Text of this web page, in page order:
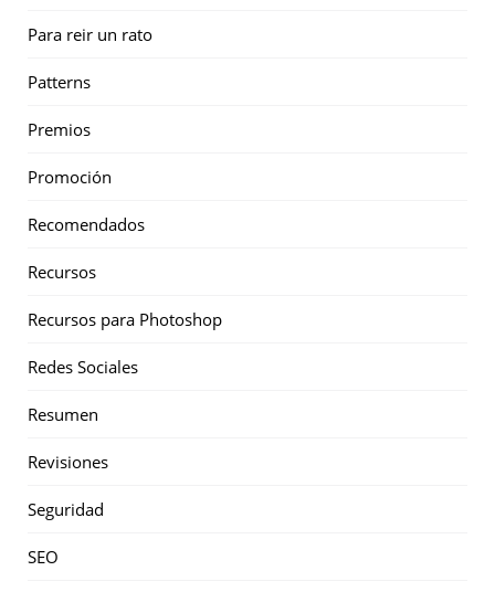
Para reir un rato
Patterns
Premios
Promoción
Recomendados
Recursos
Recursos para Photoshop
Redes Sociales
Resumen
Revisiones
Seguridad
SEO